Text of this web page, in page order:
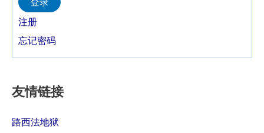
注册
忘记密码
友情链接
路西法地狱